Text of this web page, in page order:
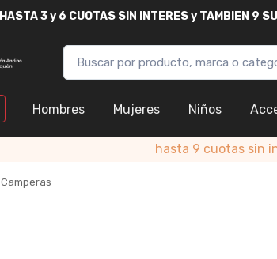
HASTA3 y 6 CUOTAS SIN INTERES y TAMBIEN 9
Hombres Mujeres Niños
hasta 9 cuotas sin
Camperas